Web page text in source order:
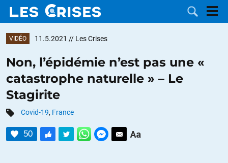
DOSSIERS
CATÉGORIES
MOTS CLÉS
VIDÉO 11.5.2021 // Les Crises
Non, l’épidémie n’est pas une «
catastrophe naturelle » – Le
Stagirite
Covid-19, France
50